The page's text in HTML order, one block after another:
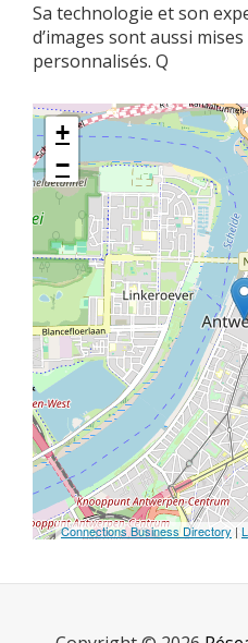
Sa technologie et son
d’images sont aussi
personnalisés. Q
+
−
Connections Business Directory |